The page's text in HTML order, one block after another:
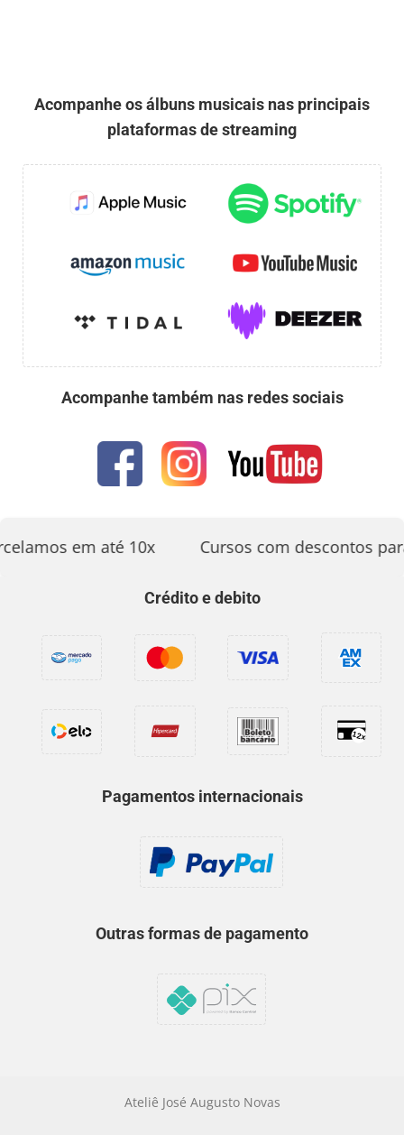
Acompanhe os álbuns musicais nas principais
plataformas de streaming
Acompanhe também nas redes sociais
em até 10x Cursos com descontos
Crédito e debito
Pagamentos internacionais
Outras formas de pagamento
Ateliê José Augusto Novas